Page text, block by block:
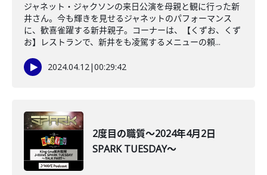
ジャネット・ジャクソンの来日公演を母親と観に行った新
井さん。今も輝きを見せるジャネットのパフォーマンス
に、歓喜雀躍する新井親子。コーナーは、【くずお、くず
お】レストランで、新井をも凌駕するメニューの頼...
2024.04.12|00:29:42
2度目の職質～2024年4月2日
SPARK TUESDAY～